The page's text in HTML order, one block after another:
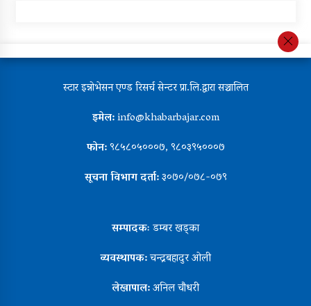
स्टार इन्नोभेसन एण्ड रिसर्च सेन्टर प्रा.लि.द्वारा सञ्चालित
इमेल:info@khabarbajar.com
फोन:९८५८०५०००७, ९८०३९५०००७
सूचना विभाग दर्ता:३०७०/०७८-०७९
सम्पादकःडम्बर खड्का
व्यवस्थापक:चन्द्रबहादुर ओली
लेखापाल:अनिल चौधरी